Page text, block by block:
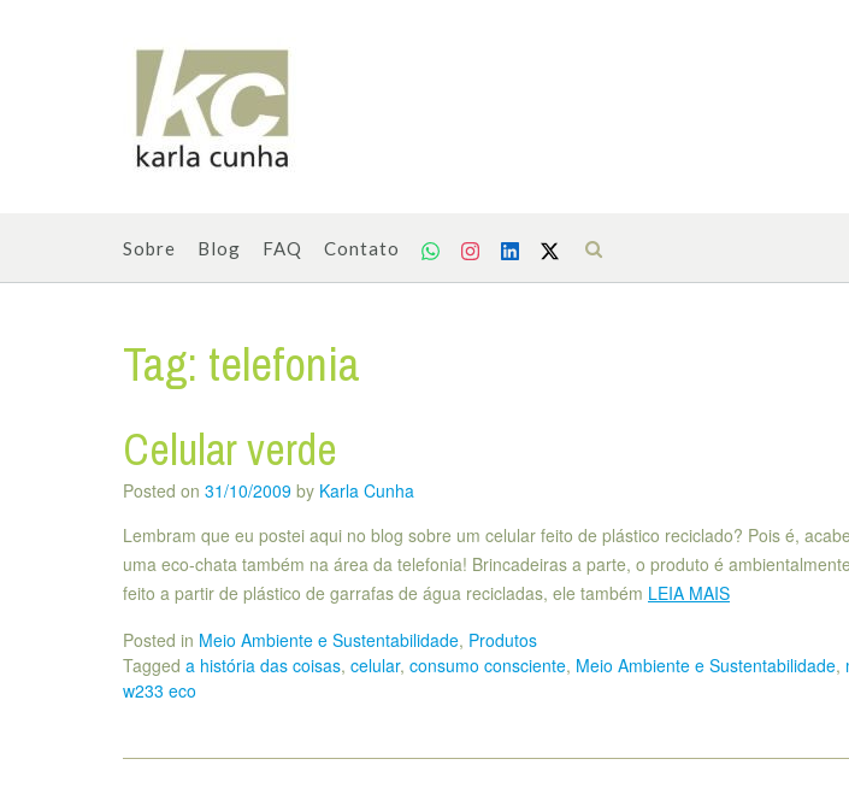
Sobre Blog FAQ Contato
Tag: telefonia
Celular verde
Posted on 31/10/2009 by Karla Cunha
Lembram que eu postei aqui no blog sobre um celular feito de plástico reciclado? Pois é,
uma eco-chata também na área da telefonia! Brincadeiras a parte, o produto é
feito a partir de plástico de garrafas de água recicladas, ele também LEIA MAIS
Posted in Meio Ambiente e Sustentabilidade, Produtos
Tagged a história das coisas, celular, consumo consciente, Meio Ambiente e Sustentabilidade,
w233 eco